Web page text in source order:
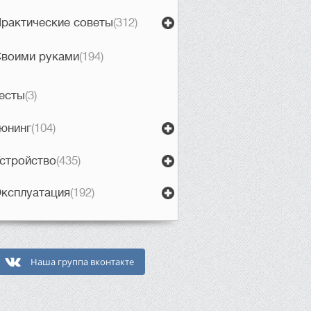
советы(312)
руками(194)
(3)
(104)
(435)
(192)
Наша группа вконтакте